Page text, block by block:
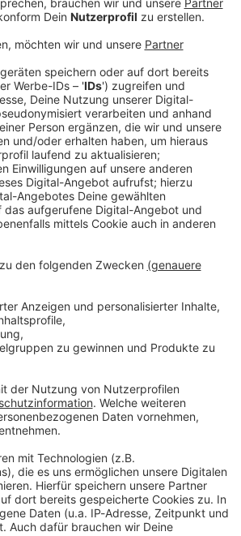
mit uns zusammengesetzt. Wir
Konzept hinter der Band und warum
aus, was der „Dr. Dead“ der
Braun kündigte seinen Ausstieg
zu ziehen. Doch der hundertfache
Interview lässt Hannes die absolute
zu den fetten Arena-Shows im Herbst.
inklusive echter Tränen im Studio
Vor-Stimmbruch-Zeit auf sich hat und wie
(wie DragonForce oder Saltatio Mortis)
Rock 'n' Roll- Brotherhood
seinen Ausstieg für Ende 2026 an, um
Fangemeinde hat alles verändert! Im
noch ein allerletztes Studioalbum mit
2026 – pünktlich zu den fetten
inklusive echter Tränen im Studio
sich hat und wie der aktuelle Stand
stilvollen